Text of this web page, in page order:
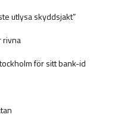
utlysa skyddsjakt”
rivna
för sitt bank-id